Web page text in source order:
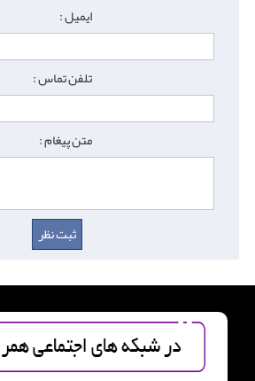
ایمیل :
تلفن تماس :
متن پیغام :